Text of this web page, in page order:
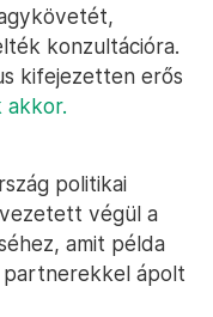
konzultációra.
kifejezetten erős
akkor.
politikai
végül a
amit példa
ápolt